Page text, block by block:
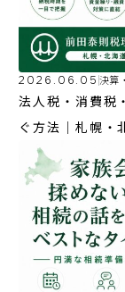
2026.06.05 決算
法人税・消費税
ぐ方法｜札幌・